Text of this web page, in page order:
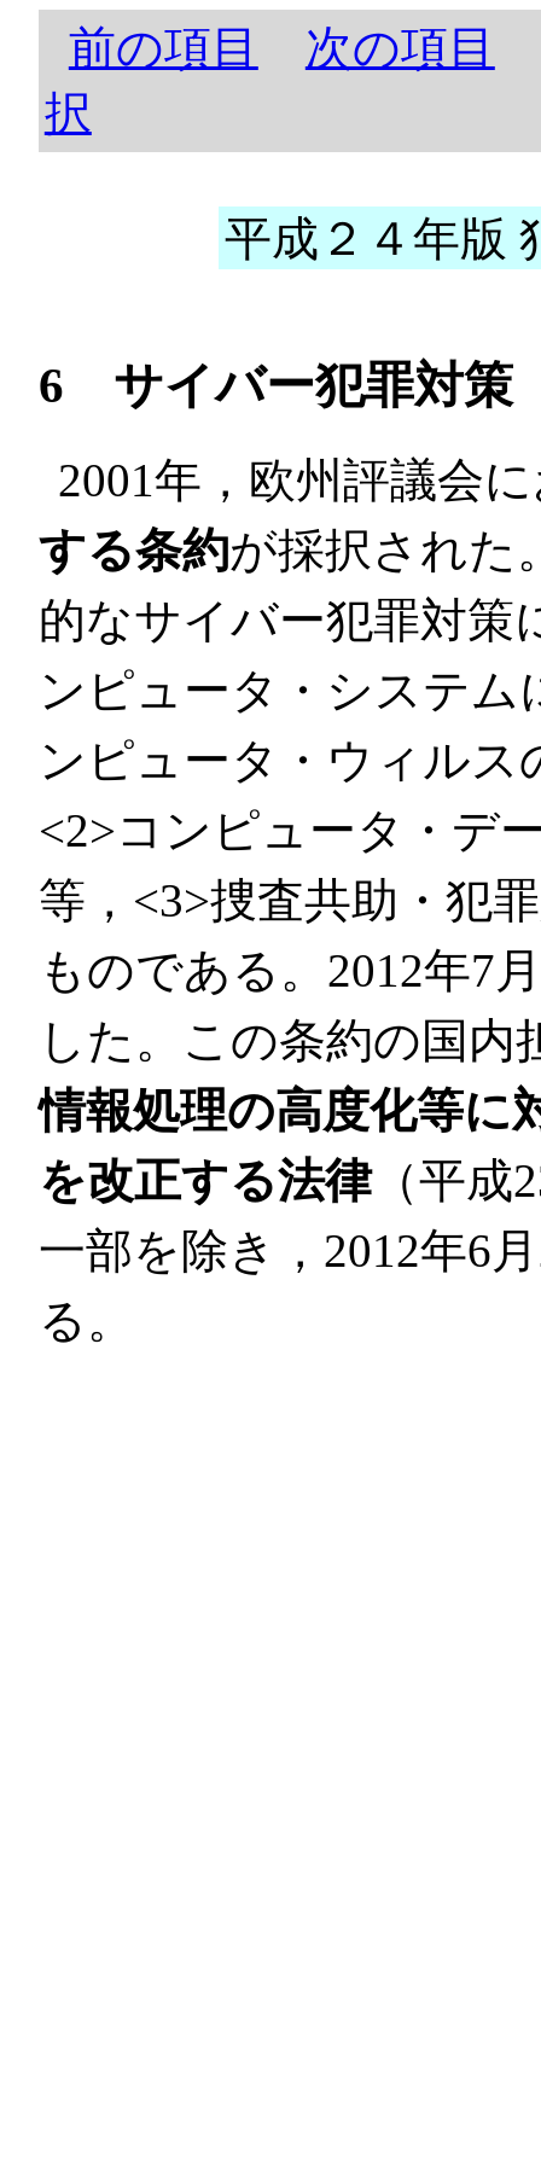
前の項目
次の項目
択
平成２４年版
6 サイバー犯罪対策
2001年，欧州評議会
する条約が採択された
的なサイバー犯罪対策
ンピュータ・システ
ンピュータ・ウィルス
<2>コンピュータ・デ
等，<3>捜査共助・犯
ものである。2012年7
した。この条約の国内
情報処理の高度化等に
を改正する法律（平成
一部を除き，2012年6
る。